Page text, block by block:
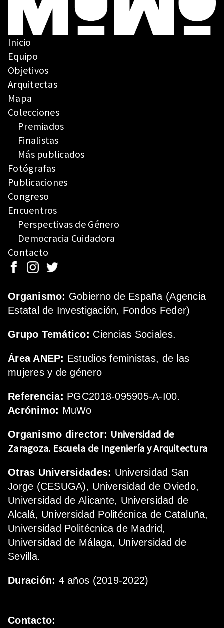
Inicio
Equipo
Objetivos
Arquitectas
Mapa
Colecciones
Premiados
Finalistas
Más publicados
Fotógrafas
Publicaciones
Congreso
Encuentros
Perspectivas de Género
Democracia Cuidadora
Contacto
Organismo: Gobierno de España (Agencia
Estatal de Investigación, Fondos Feder)
Grupo Temático: Ciencias Sociales.
Área ANEP: Estudios feministas, de las
mujeres y de género
Referencia: PGC2018-095905-A-I00.
Acrónimo: MuWo
Organismo director: Universidad de
Zaragoza. Escuela de Ingeniería y Arquitectura
Otras Universidades: Universidad San
Jorge (CESUGA), Universidad de Oviedo,
Universidad de Alicante, Universidad de
Alcalá, Universidad Politécnica de Cataluña,
Universidad Politécnica de Madrid,
Universidad de Málaga, Universidad de
Sevilla.
Duración: 4 años (2019-2022)
Contacto: